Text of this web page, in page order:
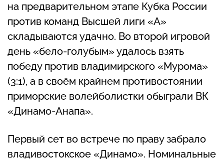
на предварительном этапе Кубка России
против команд Высшей лиги «А»
складываются удачно. Во второй игровой
день «бело-голубым» удалось взять
победу против владимирского «Мурома»
(3:1), а в своём крайнем противостоянии
приморские волейболистки обыграли ВК
«Динамо-Анапа».
Первый сет во встрече по праву забрало
владивостокское «Динамо». Номинальные